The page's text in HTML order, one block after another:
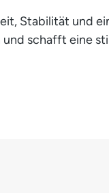
Stabilität und
schafft eine